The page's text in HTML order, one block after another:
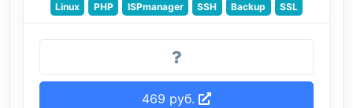
Linux PHP ISPmanager SSH Backup SSL
469 руб.